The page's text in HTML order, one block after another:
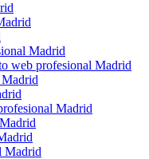
Madrid
web profesional Madrid
Madrid
Madrid